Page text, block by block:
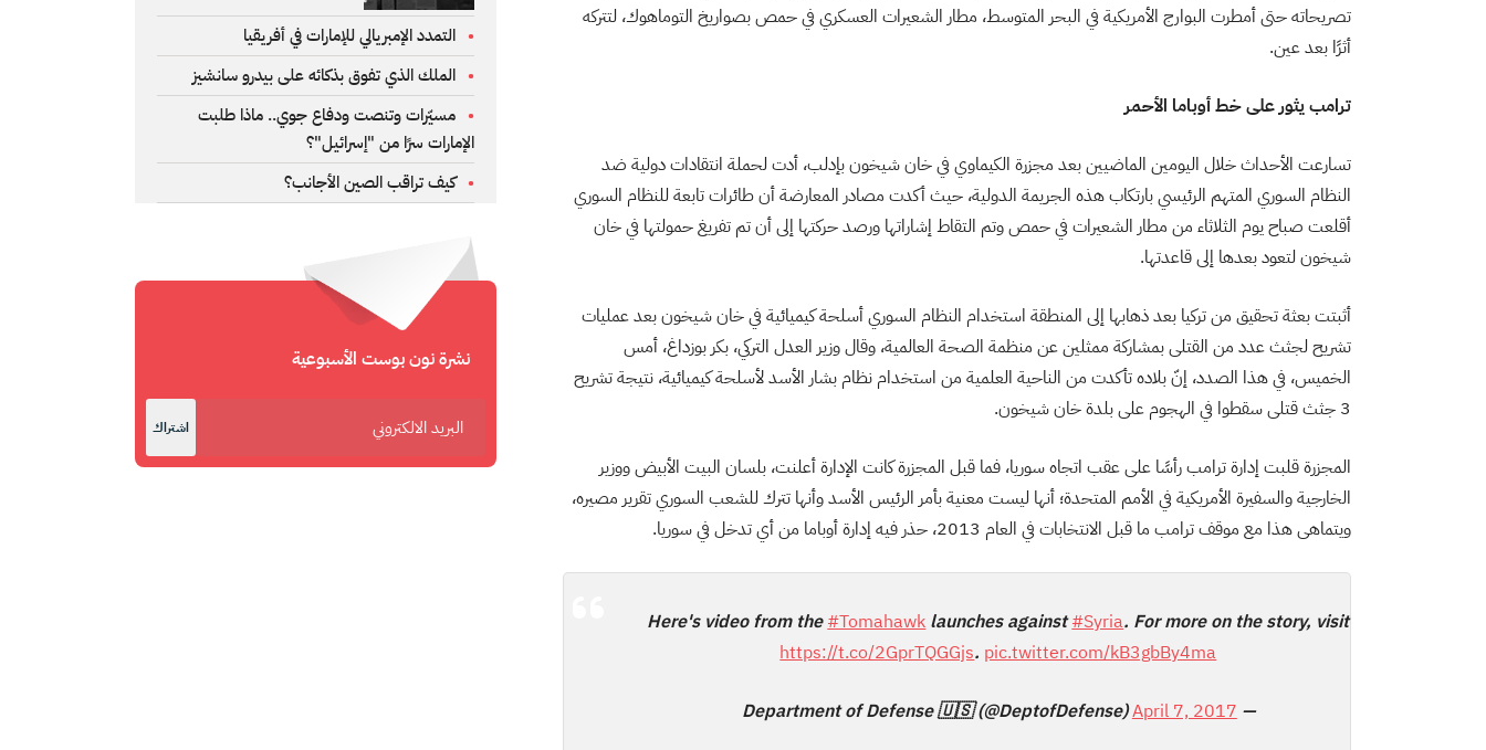
تصريحاته حتى أمطرت البوارج الأمريكية في البحر المتوسط، مطار الشعيرات العسكري في حمص بصواريخ التوماهوك، لتتركه
أثرًا بعد عين.
ترامب يثور على خط أوباما الأحمر
تسارعت الأحداث خلال اليومين الماضيين بعد مجزرة الكيماوي في خان شيخون بإدلب، أدت لحملة انتقادات دولية ضد
النظام السوري المتهم الرئيسي بارتكاب هذه الجريمة الدولية، حيث أكدت مصادر المعارضة أن طائرات تابعة للنظام السوري
أقلعت صباح يوم الثلاثاء من مطار الشعيرات في حمص وتم التقاط إشاراتها ورصد حركتها إلى أن تم تفريغ حمولتها في خان
شيخون لتعود بعدها إلى قاعدتها.
أثبتت بعثة تحقيق من تركيا بعد ذهابها إلى المنطقة استخدام النظام السوري أسلحة كيميائية في خان شيخون بعد عمليات
تشريح لجثث عدد من القتلى بمشاركة ممثلين عن منظمة الصحة العالمية، وقال وزير العدل التركي، بكر بوزداغ، أمس
الخميس، في هذا الصدد، إنّ بلاده تأكدت من الناحية العلمية من استخدام نظام بشار الأسد لأسلحة كيميائية، نتيجة تشريح
3 جثث قتلى سقطوا في الهجوم على بلدة خان شيخون.
المجزرة قلبت إدارة ترامب رأسًا على عقب اتجاه سوريا، فما قبل المجزرة كانت الإدارة أعلنت، بلسان البيت الأبيض ووزير
الخارجية والسفيرة الأمريكية في الأمم المتحدة؛ أنها ليست معنية بأمر الرئيس الأسد وأنها تترك للشعب السوري تقرير مصيره،
ويتماهى هذا مع موقف ترامب ما قبل الانتخابات في العام 2013، حذر فيه إدارة أوباما من أي تدخل في سوريا.
Here's video from the#Tomahawk launches against#Syria. For more on the story, visit
https://t.co/2GprTQGGjs. pic.twitter.com/kB3gbBy4ma
— Department of Defense 🇺🇸 (@DeptofDefense)
April 7, 2017
التمدد الإمبريالي للإمارات في أفريقيا
الملك الذي تفوق بذكائه على بيدرو سانشيز
مسيّرات وتنصت ودفاع جوي.. ماذا طلبت
الإمارات سرًا من "إسرائيل"؟
كيف تراقب الصين الأجانب؟
نشرة نون بوست الأسبوعية
اشتراك